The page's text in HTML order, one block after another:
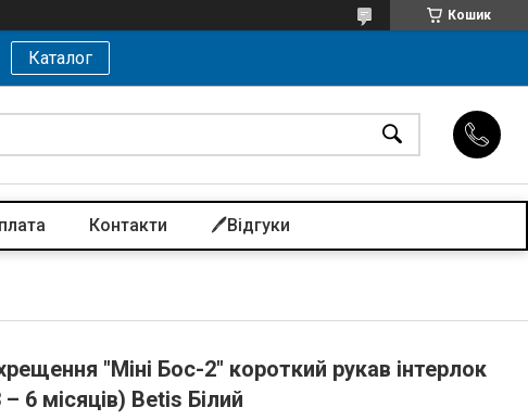
Кошик
Каталог
Контакти 🖊️Відгуки
"Міні Бос-2" короткий рукав інтерлок
6 місяців) Betis Білий